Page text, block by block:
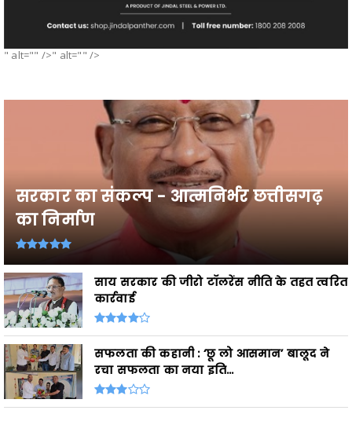
" alt="" />" alt="" />
सरकार का संकल्प - आत्मनिर्भर छत्तीसगढ़
का निर्माण
साय सरकार की जीरो टॉलरेंस नीति के तहत त्वरित
कार्रवाई
सफलता की कहानी : ‘छू लो आसमान’ बालूद ने
रचा सफलता का नया इति...